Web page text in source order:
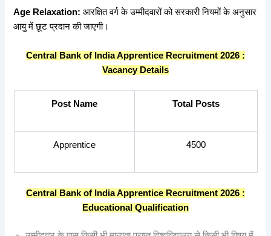
Age Relaxation: आरक्षित वर्ग के उम्मीदवारों को सरकारी नियमों के अनुसार
आयु में छूट प्रदान की जाएगी।
Central Bank of India Apprentice Recruitment 2026 :
Vacancy Details
Post Name Total Posts
Apprentice 4500
Central Bank of India Apprentice Recruitment 2026 :
Educational Qualification